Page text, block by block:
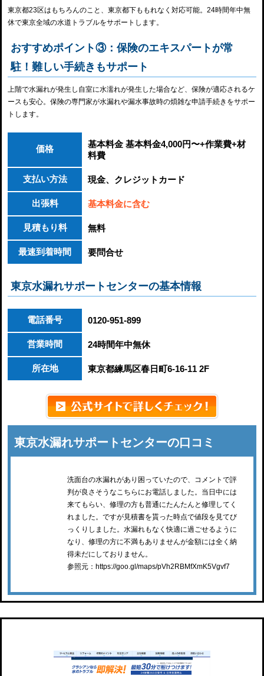
東京都23区はもちろんのこと、東京都下ももれなく対応可能。24時間年中無
休で東京全域の水道トラブルをサポートします。
おすすめポイント③：保険のエキスパートが常
駐！難しい手続きもサポート
上階で水漏れが発生し自室に水濡れが発生した場合など、保険が適応されるケ
ースも安心。保険の専門家が水漏れや漏水事故時の煩雑な申請手続きをサポー
トします。
価格
基本料金 基本料金4,000円〜+作業費+材
料費
支払い方法 現金、クレジットカード
出張料 基本料金に含む
見積もり料 無料
最速到着時間 要問合せ
東京水漏れサポートセンターの基本情報
電話番号 0120-951-899
営業時間 24時間年中無休
所在地 東京都練馬区春日町6-16-11 2F
東京水漏れサポートセンターの口コミ
洗面台の水漏れがあり困っていたので、コメントで評
判が良さそうなこちらにお電話しました。当日中には
来てもらい、修理の方も普通にたんたんと修理してく
れました。ですが見積書を貰った時点で値段を見てび
っくりしました。水漏れもなく快適に過ごせるように
なり、修理の方に不満もありませんが金額には全く納
得未だにしておりません。
参照元：https://goo.gl/maps/pVh2RBMfXmK5Vgvf7